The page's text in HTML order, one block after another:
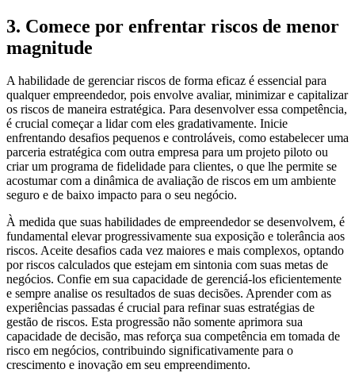
3. Comece por enfrentar riscos de menor
magnitude
A habilidade de gerenciar riscos de forma eficaz é essencial para
qualquer empreendedor, pois envolve avaliar, minimizar e capitalizar
os riscos de maneira estratégica. Para desenvolver essa competência,
é crucial começar a lidar com eles gradativamente. Inicie
enfrentando desafios pequenos e controláveis, como estabelecer uma
parceria estratégica com outra empresa para um projeto piloto ou
criar um programa de fidelidade para clientes, o que lhe permite se
acostumar com a dinâmica de avaliação de riscos em um ambiente
seguro e de baixo impacto para o seu negócio.
À medida que suas habilidades de empreendedor se desenvolvem, é
fundamental elevar progressivamente sua exposição e tolerância aos
riscos. Aceite desafios cada vez maiores e mais complexos, optando
por riscos calculados que estejam em sintonia com suas metas de
negócios. Confie em sua capacidade de gerenciá-los eficientemente
e sempre analise os resultados de suas decisões. Aprender com as
experiências passadas é crucial para refinar suas estratégias de
gestão de riscos. Esta progressão não somente aprimora sua
capacidade de decisão, mas reforça sua competência em tomada de
risco em negócios, contribuindo significativamente para o
crescimento e inovação em seu empreendimento.